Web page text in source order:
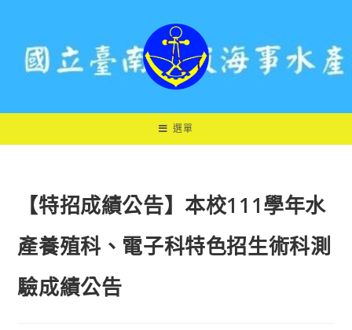
選單
【特招成績公告】本校111學年水
產養殖科、電子科特色招生術科測
驗成績公告